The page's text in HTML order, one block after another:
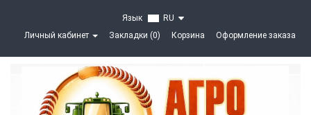
Язык
RU
Личный кабинет
Закладки (0) Корзина Оформление заказа